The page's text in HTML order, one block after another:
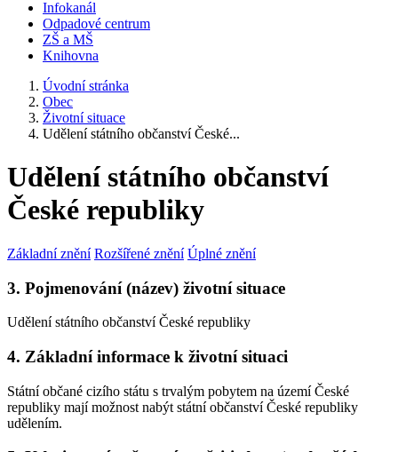
Infokanál
Odpadové centrum
ZŠ a MŠ
Knihovna
Úvodní stránka
Obec
Životní situace
Udělení státního občanství České...
Udělení státního občanství
České republiky
Základní znění Rozšířené znění Úplné znění
3. Pojmenování (název) životní situace
Udělení státního občanství České republiky
4. Základní informace k životní situaci
Státní občané cizího státu s trvalým pobytem na území České
republiky mají možnost nabýt státní občanství České republiky
udělením.